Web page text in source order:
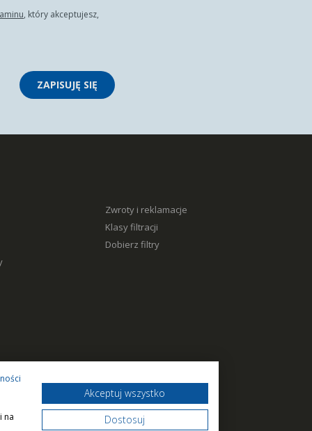
, który akceptujesz,
ZAPISUJĘ SIĘ
Zwroty i reklamacje
Klasy filtracji
Dobierz filtry
na
Akceptuj wszystko
Dostosuj